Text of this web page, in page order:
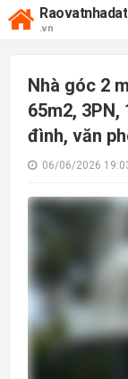
Raovatnhadat
.vn
Nhà góc 2
65m2,
đình, văn
06/06/2026